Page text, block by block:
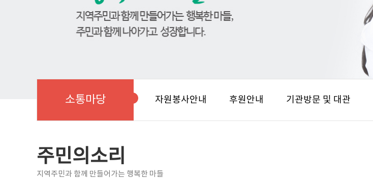
소통마당 자원봉사안내 후원안내 기관방문 및 대관
주민의소리
지역주민과 함께 만들어가는 행복한 마들